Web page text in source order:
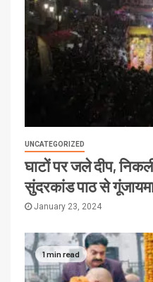
UNCATEGORIZED
घाटों पर जले दीप,
सुंदरकांड पाठ से
January 23, 2024
1 min read